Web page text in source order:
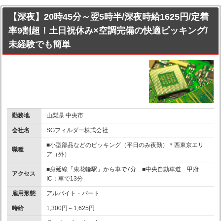
【深夜】20時45分～翌5時半/深夜時給1625円/定着
率9割超！土日祝休み×空調完備の快適ピッキング/
未経験でも簡単
勤務地 山梨県 中央市
会社名 SGフィルダー株式会社
職種
■小型部品などのピッキング（平日のみ夜勤）＊西東京エリ
ア（外）
アクセス
■身延線「東花輪駅」から車で7分 ■中央自動車道 甲府
IC：車で13分
雇用形態 アルバイト・パート
時給 1,300円～1,625円